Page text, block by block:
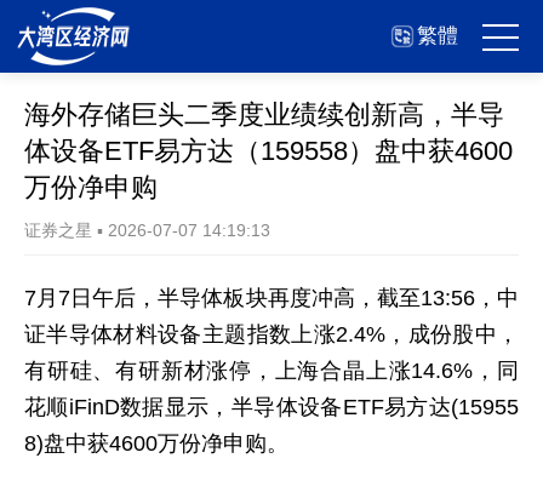
繁體
海外存储巨头二季度业绩续创新高，半导
体设备ETF易方达（159558）盘中获4600
万份净申购
证券之星 ▪ 2026-07-07 14:19:13
7月7日午后，半导体板块再度冲高，截至13:56，中
证半导体材料设备主题指数上涨2.4%，成份股中，
有研硅、有研新材涨停，上海合晶上涨14.6%，同
花顺iFinD数据显示，半导体设备ETF易方达(15955
8)盘中获4600万份净申购。